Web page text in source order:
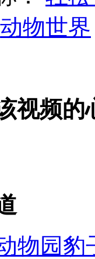
使3年低档酒变30年
殴打老人 痛下狠手拳
动物世界
视频的
物园豹